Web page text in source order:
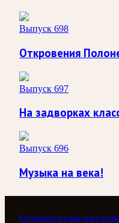
Выпуск 698
Откровения
Выпуск 697
На задворках
Выпуск 696
Музыка на века!
Оставить отзыв или